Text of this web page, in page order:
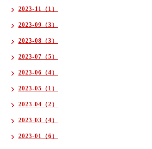
2023-11（1）
2023-09（3）
2023-08（3）
2023-07（5）
2023-06（4）
2023-05（1）
2023-04（2）
2023-03（4）
2023-01（6）